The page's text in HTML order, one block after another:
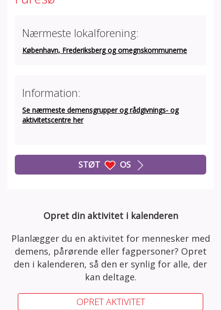
Nærmeste lokalforening:
København, Frederiksberg og omegnskommunerne
Information:
Se nærmeste demensgrupper og rådgivnings- og
aktivitetscentre her
STØT OS
Opret din aktivitet i kalenderen
Planlægger du en aktivitet for mennesker med
demens, pårørende eller fagpersoner? Opret
den i kalenderen, så den er synlig for alle, der
kan deltage.
OPRET AKTIVITET